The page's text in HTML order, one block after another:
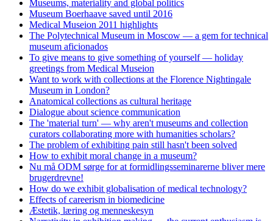
Museums, materiality and global politics
Museum Boerhaave saved until 2016
Medical Museion 2011 highlights
The Polytechnical Museum in Moscow — a gem for technical
museum aficionados
To give means to give something of yourself — holiday
greetings from Medical Museion
Want to work with collections at the Florence Nightingale
Museum in London?
Anatomical collections as cultural heritage
Dialogue about science communication
The 'material turn' — why aren't museums and collection
curators collaborating more with humanities scholars?
The problem of exhibiting pain still hasn't been solved
How to exhibit moral change in a museum?
Nu må ODM sørge for at formidlingsseminarerne bliver mere
brugerdrevne!
How do we exhibit globalisation of medical technology?
Effects of careerism in biomedicine
Æstetik, læring og menneskesyn